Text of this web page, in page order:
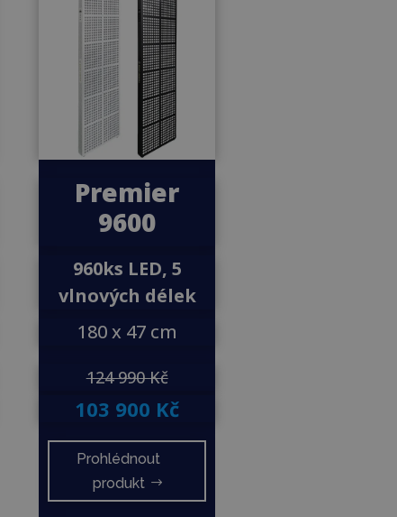
Premier
9600
960ks LED, 5
vlnových délek
180 x 47 cm
124 990 Kč
103 900 Kč
Prohlédnout
produkt